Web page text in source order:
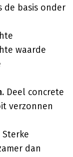
de basis onder
waarde
Deel concrete
verzonnen
Sterke
dan